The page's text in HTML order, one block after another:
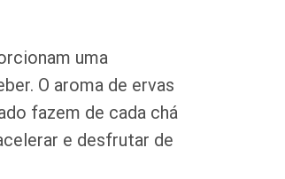
uma
O aroma de ervas
fazem de cada chá
e desfrutar de